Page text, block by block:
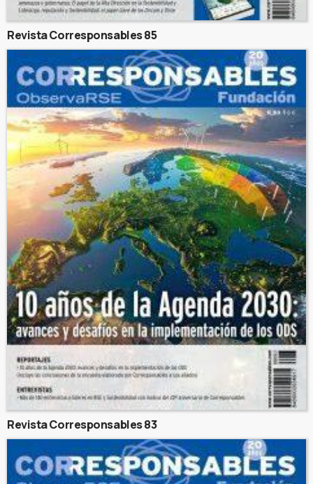
Revista Corresponsables 85
Revista Corresponsables 83